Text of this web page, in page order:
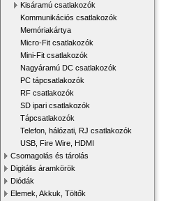
Kisáramú csatlakozók
Kommunikációs csatlakozók
Memóriakártya
Micro-Fit csatlakozók
Mini-Fit csatlakozók
Nagyáramú DC csatlakozók
PC tápcsatlakozók
RF csatlakozók
SD ipari csatlakozók
Tápcsatlakozók
Telefon, hálózati, RJ csatlakozók
USB, Fire Wire, HDMI
Csomagolás és tárolás
Digitális áramkörök
Diódák
Elemek, Akkuk, Töltők